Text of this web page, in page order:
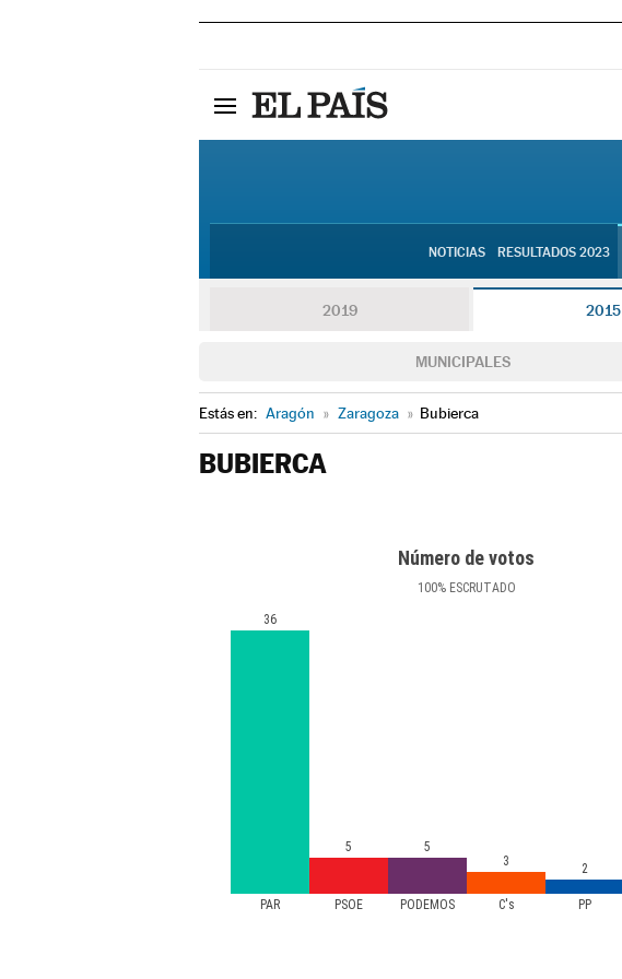
NOTICIAS RESULTADOS 2023
2019 2015
MUNICIPALES
Estás en: Aragón » Zaragoza » Bubierca
BUBIERCA
Número de votos
100%ESCRUTADO
PAR PSOE PODEMOS C's PP
36
5
5
3
2